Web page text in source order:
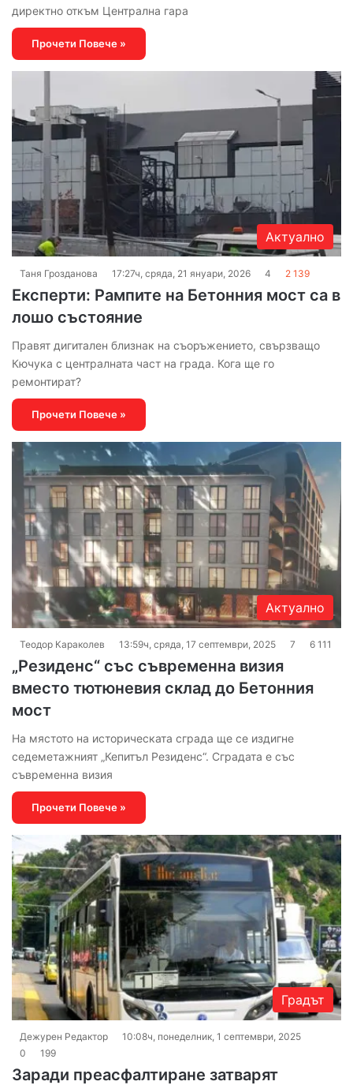
директно откъм Централна гара
Прочети Повече »
Актуално
Таня Грозданова 17:27ч, сряда, 21 януари, 2026 4 2 139
Експерти: Рампите на Бетонния мост са в
лошо състояние
Правят дигитален близнак на съоръжението, свързващо
Кючука с централната част на града. Кога ще го
ремонтират?
Прочети Повече »
Актуално
Теодор Караколев 13:59ч, сряда, 17 септември, 2025 7 6 111
„Резиденс“ със съвременна визия
вместо тютюневия склад до Бетонния
мост
На мястото на историческата сграда ще се издигне
седеметажният „Кепитъл Резиденс“. Сградата е със
съвременна визия
Прочети Повече »
Градът
Дежурен Редактор
10:08ч, понеделник, 1 септември, 2025
0
199
Заради преасфалтиране затварят